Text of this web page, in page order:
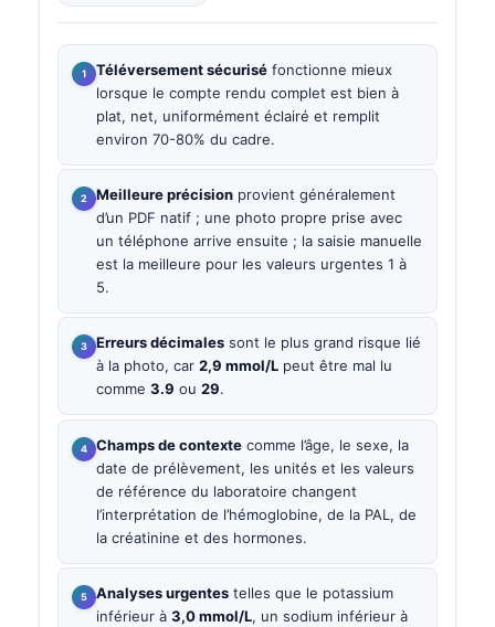
Téléversement sécurisé fonctionne mieux
lorsque le compte rendu complet est bien à
plat, net, uniformément éclairé et remplit
environ 70-80% du cadre.
Meilleure précision provient généralement
d’un PDF natif ; une photo propre prise avec
un téléphone arrive ensuite ; la saisie manuelle
est la meilleure pour les valeurs urgentes 1 à
5.
Erreurs décimales sont le plus grand risque lié
à la photo, car 2,9 mmol/L peut être mal lu
comme 3.9 ou 29.
Champs de contexte comme l’âge, le sexe, la
date de prélèvement, les unités et les valeurs
de référence du laboratoire changent
l’interprétation de l’hémoglobine, de la PAL, de
la créatinine et des hormones.
Analyses urgentes telles que le potassium
inférieur à 3,0 mmol/L, un sodium inférieur à